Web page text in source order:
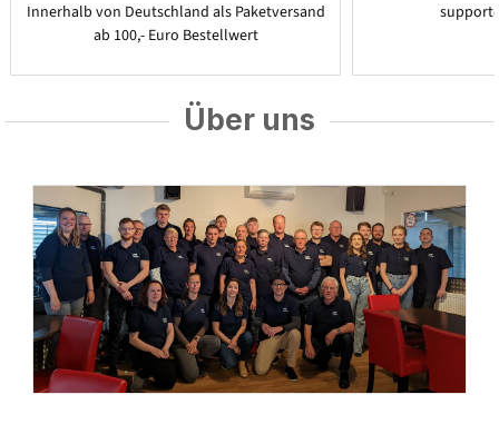
Innerhalb von Deutschland als Paketversand
ab 100,- Euro Bestellwert
Über uns